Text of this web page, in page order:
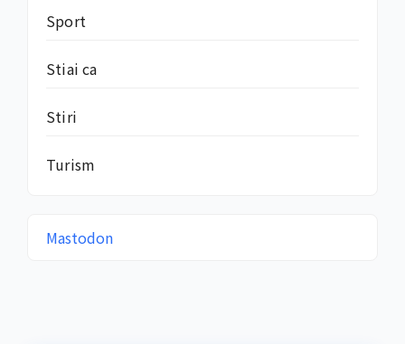
Sport
Stiai ca
Stiri
Turism
Mastodon